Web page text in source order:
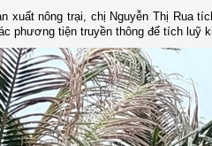
xuất nông trại, chị Nguyễn Thị Rua
phương tiện truyền thông để tích luỹ